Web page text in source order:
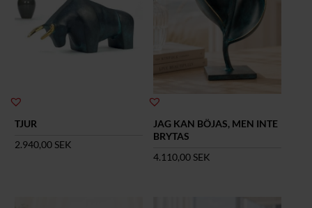
TJUR
2.940,00 SEK
JAG KAN BÖJAS, MEN INTE
BRYTAS
4.110,00 SEK